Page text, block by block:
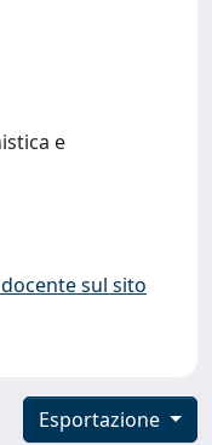
e
sul sito
Esportazione